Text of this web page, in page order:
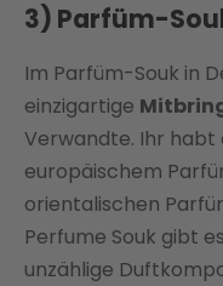
3) Parfüm-
Im Parfüm-Souk in
einzigartige
Verwandte. Ihr habt
europäischem
orientalischen
Perfume Souk gibt
unzählige